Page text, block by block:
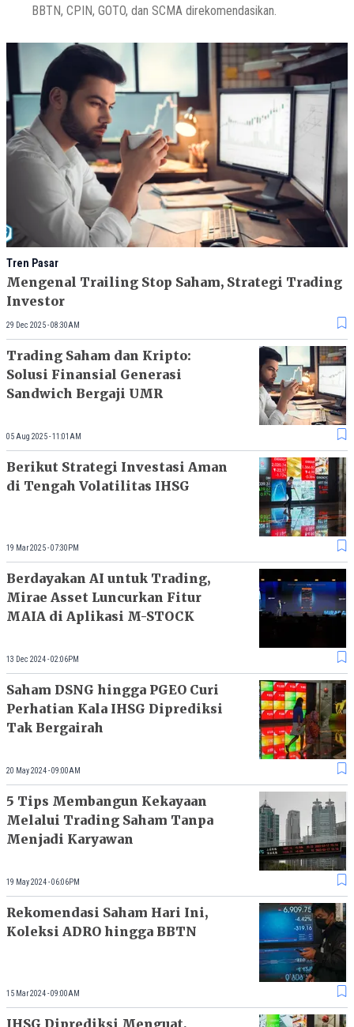
BBTN, CPIN, GOTO, dan SCMA direkomendasikan.
Tren Pasar
Mengenal Trailing Stop Saham, Strategi Trading
Investor
29 Dec 2025 - 08:30AM
Trading Saham dan Kripto:
Solusi Finansial Generasi
Sandwich Bergaji UMR
05 Aug 2025 - 11:01AM
Berikut Strategi Investasi Aman
di Tengah Volatilitas IHSG
19 Mar 2025 - 07:30PM
Berdayakan AI untuk Trading,
Mirae Asset Luncurkan Fitur
MAIA di Aplikasi M-STOCK
13 Dec 2024 - 02:06PM
Saham DSNG hingga PGEO Curi
Perhatian Kala IHSG Diprediksi
Tak Bergairah
20 May 2024 - 09:00AM
5 Tips Membangun Kekayaan
Melalui Trading Saham Tanpa
Menjadi Karyawan
19 May 2024 - 06:06PM
Rekomendasi Saham Hari Ini,
Koleksi ADRO hingga BBTN
15 Mar 2024 - 09:00AM